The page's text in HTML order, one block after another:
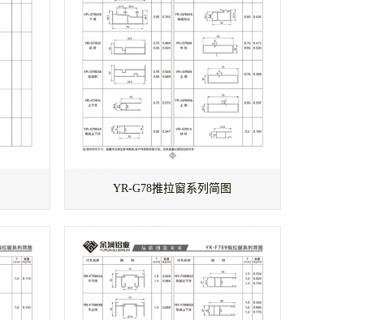
YR-G78推拉窗系列简图